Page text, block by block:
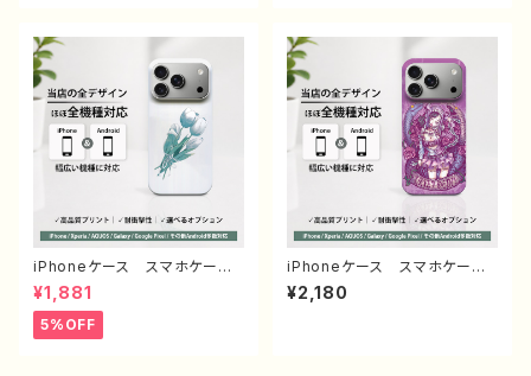
lepixel 人気 イラストレータ
ー クリエイター 絵師 個性
的 Android アンドロイド
携帯 ハード ケース グッ
ズ スマホカバー アイフォンケ
ース 悪いことを言うパンダ
タイトル：ラーメンについて悪い
こと言うパンダ 子パンダ付
き 作：こさつね G-6
oid アンドロイド おすす
め 個性的 人気 イラストレ
ーター 絵師 クリエイター
オリジナル デザイン グッ
ズ タイトル：脱法寿司 作：ん
ごミック G-6
iPhoneケース スマホケー
ス イラスト おしゃれ 花
柄 エモい レディース AQU
OS sense 2 3 4 5 iPhone1
5/14/13/12/11 Xperia Goo
¥1,881
5%OFF
iPhoneケース スマホケー
ス イラスト 可愛い女の子
かっこいい女子 おしゃれ服
¥2,180